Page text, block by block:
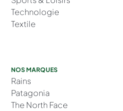
Technologie
Textile
NOS MARQUES
Rains
Patagonia
The North Face